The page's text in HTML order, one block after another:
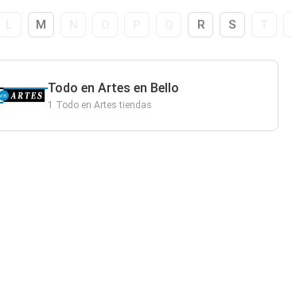
M R S
Todo en Artes en Bello
1 Todo en Artes tiendas